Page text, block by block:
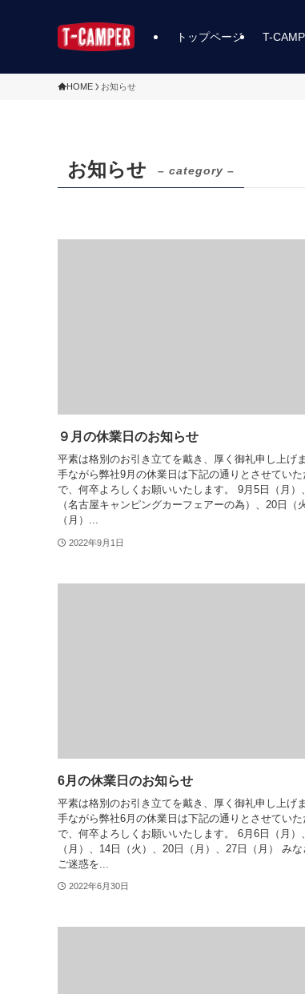
トップページ T-
HOME お知らせ
お知らせ – category –
９月の休業日のお知らせ
平素は格別のお引き立てを戴き、厚く御礼申し上げ
手ながら弊社9月の休業日は下記の通りとさせてい
で、何卒よろしくお願いいたします。 9月5日（月）
（名古屋キャンピングカーフェアーの為）、20日（
（月）...
2022年9月1日
6月の休業日のお知らせ
平素は格別のお引き立てを戴き、厚く御礼申し上げ
手ながら弊社6月の休業日は下記の通りとさせてい
で、何卒よろしくお願いいたします。 6月6日（月）
（月）、14日（火）、20日（月）、27日（月） み
ご迷惑を...
2022年6月30日